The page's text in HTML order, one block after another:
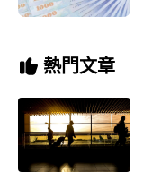
熱門文章